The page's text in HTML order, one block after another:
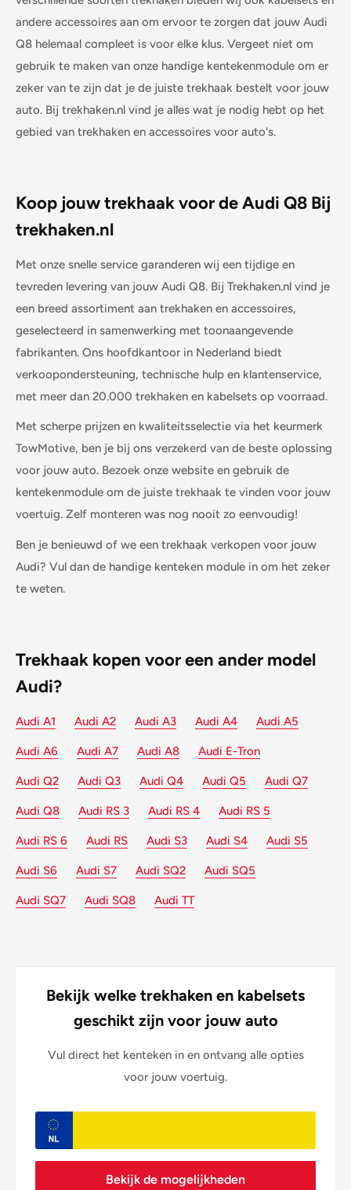
andere accessoires aan om ervoor te zorgen dat jouw Audi
Q8 helemaal compleet is voor elke klus. Vergeet niet om
gebruik te maken van onze handige kentekenmodule om er
zeker van te zijn dat je de juiste trekhaak bestelt voor jouw
auto. Bij trekhaken.nl vind je alles wat je nodig hebt op het
gebied van trekhaken en accessoires voor auto's.
Koop jouw trekhaak voor de Audi Q8 Bij
trekhaken.nl
Met onze snelle service garanderen wij een tijdige en
tevreden levering van jouw Audi Q8. Bij Trekhaken.nl vind je
een breed assortiment aan trekhaken en accessoires,
geselecteerd in samenwerking met toonaangevende
fabrikanten. Ons hoofdkantoor in Nederland biedt
verkoopondersteuning, technische hulp en klantenservice,
met meer dan 20.000 trekhaken en kabelsets op voorraad.
Met scherpe prijzen en kwaliteitsselectie via het keurmerk
TowMotive, ben je bij ons verzekerd van de beste oplossing
voor jouw auto. Bezoek onze website en gebruik de
kentekenmodule om de juiste trekhaak te vinden voor jouw
voertuig. Zelf monteren was nog nooit zo eenvoudig!
Ben je benieuwd of we een trekhaak verkopen voor jouw
Audi? Vul dan de handige kenteken module in om het zeker
te weten.
Trekhaak kopen voor een ander model
Audi?
Audi A1 Audi A2 Audi A3 Audi A4 Audi A5
Audi A6 Audi A7 Audi A8 Audi E-Tron
Audi Q2 Audi Q3 Audi Q4 Audi Q5 Audi Q7
Audi Q8 Audi RS 3 Audi RS 4 Audi RS 5
Audi RS 6 Audi RS Audi S3 Audi S4 Audi S5
Audi S6 Audi S7 Audi SQ2 Audi SQ5
Audi SQ7 Audi SQ8 Audi TT
Bekijk welke trekhaken en kabelsets
geschikt zijn voor jouw auto
Vul direct het kenteken in en ontvang alle opties
voor jouw voertuig.
Bekijk de mogelijkheden